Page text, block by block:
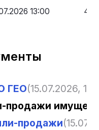
13:00 4
ГЕО(15.07.2026,
продажи
продажи